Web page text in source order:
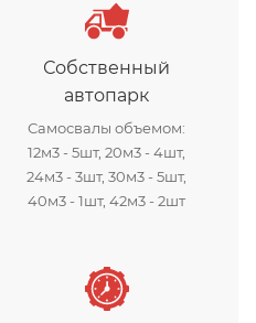
Собственный
автопарк
Самосвалы объемом:
12м3 - 5шт, 20м3 - 4шт,
24м3 - 3шт, 30м3 - 5шт,
40м3 - 1шт, 42м3 - 2шт